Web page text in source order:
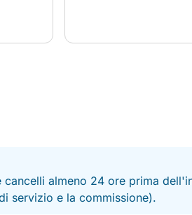
almeno 24 ore prima
servizio e la commissione).